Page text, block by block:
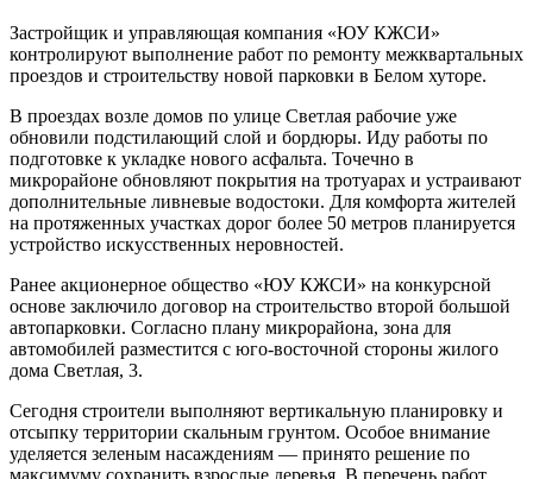
Застройщик и управляющая компания «ЮУ КЖСИ»
контролируют выполнение работ по ремонту межквартальных
проездов и строительству новой парковки в Белом хуторе.
В проездах возле домов по улице Светлая рабочие уже
обновили подстилающий слой и бордюры. Иду работы по
подготовке к укладке нового асфальта. Точечно в
микрорайоне обновляют покрытия на тротуарах и устраивают
дополнительные ливневые водостоки. Для комфорта жителей
на протяженных участках дорог более 50 метров планируется
устройство искусственных неровностей.
Ранее акционерное общество «ЮУ КЖСИ» на конкурсной
основе заключило договор на строительство второй большой
автопарковки. Согласно плану микрорайона, зона для
автомобилей разместится с юго-восточной стороны жилого
дома Светлая, 3.
Сегодня строители выполняют вертикальную планировку и
отсыпку территории скальным грунтом. Особое внимание
уделяется зеленым насаждениям — принято решение по
максимуму сохранить взрослые деревья. В перечень работ